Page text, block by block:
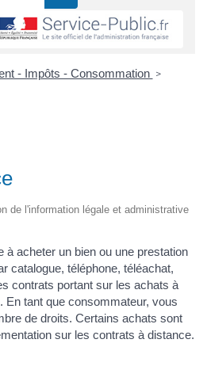
- Impôts - Consommation >
de l'information légale et administrative
à acheter un bien ou une prestation
catalogue, téléphone, téléachat,
contrats portant sur les achats à
En tant que consommateur, vous
de droits. Certains achats sont
sur les contrats à distance.